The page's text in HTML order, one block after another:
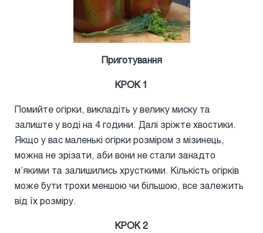
Приготування
КРОК 1
Помийте огірки, викладіть у велику миску та
залиште у воді на 4 години. Далі зріжте хвостики.
Якщо у вас маленькі огірки розміром з мізинець,
можна не зрізати, аби вони не стали занадто
м’якими та залишились хрусткими. Кількість огірків
може бути трохи меншою чи більшою, все залежить
від їх розміру.
КРОК 2